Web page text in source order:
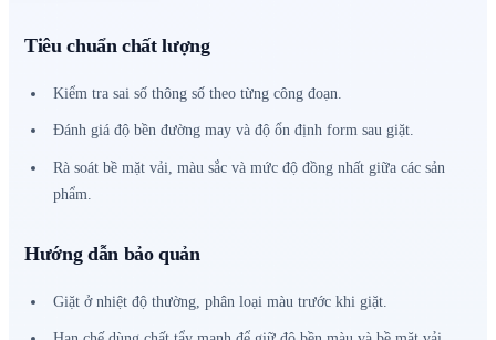
Tiêu chuẩn chất lượng
Kiểm tra sai số thông số theo từng công đoạn.
Đánh giá độ bền đường may và độ ổn định form sau giặt.
Rà soát bề mặt vải, màu sắc và mức độ đồng nhất giữa các sản
phẩm.
Hướng dẫn bảo quản
Giặt ở nhiệt độ thường, phân loại màu trước khi giặt.